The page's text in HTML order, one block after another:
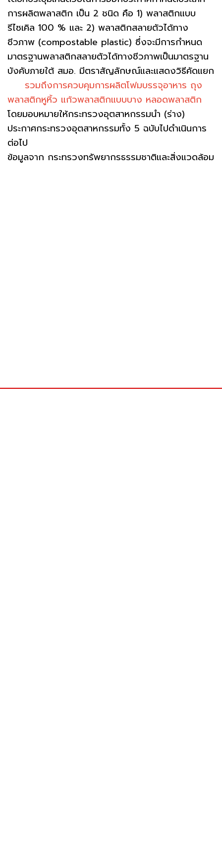
การผลิตพลาสติก เป็น 2 ชนิด คือ 1) พลาสติกแบบ
รีไซเคิล 100 % และ 2) พลาสติกสลายตัวได้ทาง
ชีวภาพ (compostable plastic) ซึ่งจะมีการกำหนด
มาตรฐานพลาสติกสลายตัวได้ทางชีวภาพเป็นมาตรฐาน
บังคับภายใต้ สมอ. มีตราสัญลักษณ์และแสดงวิธีคัดแยก
รวมถึงการควบคุมการผลิตโฟมบรรจุอาหาร ถุง
พลาสติกหูหิ้ว แก้วพลาสติกแบบบาง หลอดพลาสติก
โดยมอบหมายให้กระทรวงอุตสาหกรรมนำ (ร่าง)
ประกาศกระทรวงอุตสาหกรรมทั้ง 5 ฉบับไปดำเนินการ
ต่อไป
ข้อมูลจาก กระทรวงทรัพยากรธรรมชาติและสิ่งแวดล้อม